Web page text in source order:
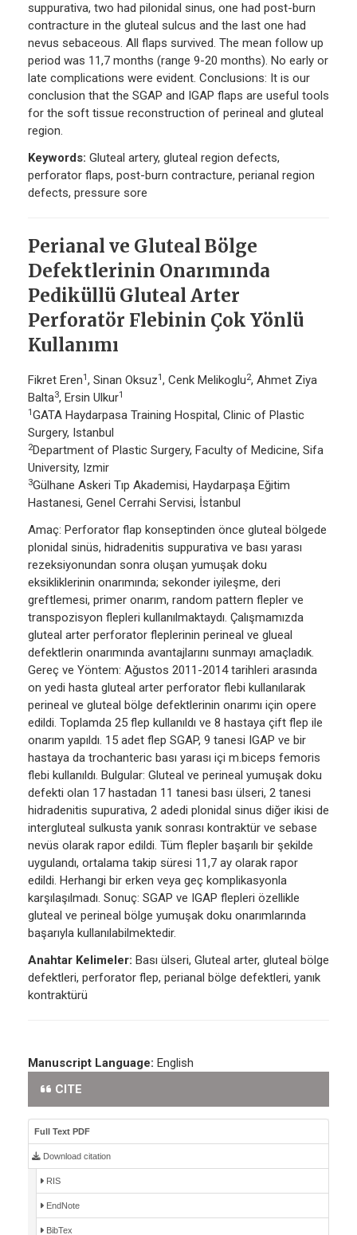
suppurativa, two had pilonidal sinus, one had post-burn
contracture in the gluteal sulcus and the last one had
nevus sebaceous. All flaps survived. The mean follow up
period was 11,7 months (range 9-20 months). No early or
late complications were evident. Conclusions: It is our
conclusion that the SGAP and IGAP flaps are useful tools
for the soft tissue reconstruction of perineal and gluteal
region.
Keywords: Gluteal artery, gluteal region defects,
perforator flaps, post-burn contracture, perianal region
defects, pressure sore
Perianal ve Gluteal Bölge
Defektlerinin Onarımında
Pediküllü Gluteal Arter
Perforatör Flebinin Çok Yönlü
Kullanımı
Fikret Eren1, Sinan Oksuz1, Cenk Melikoglu2, Ahmet Ziya
Balta3, Ersin Ulkur1
1GATA Haydarpasa Training Hospital, Clinic of Plastic
Surgery, Istanbul
2Department of Plastic Surgery, Faculty of Medicine, Sifa
University, Izmir
3Gülhane Askeri Tıp Akademisi, Haydarpaşa Eğitim
Hastanesi, Genel Cerrahi Servisi, İstanbul
Amaç: Perforator flap konseptinden önce gluteal bölgede
plonidal sinüs, hidradenitis suppurativa ve bası yarası
rezeksiyonundan sonra oluşan yumuşak doku
eksikliklerinin onarımında; sekonder iyileşme, deri
greftlemesi, primer onarım, random pattern flepler ve
transpozisyon flepleri kullanılmaktaydı. Çalışmamızda
gluteal arter perforator fleplerinin perineal ve glueal
defektlerin onarımında avantajlarını sunmayı amaçladık.
Gereç ve Yöntem: Ağustos 2011-2014 tarihleri arasında
on yedi hasta gluteal arter perforator flebi kullanılarak
perineal ve gluteal bölge defektlerinin onarımı için opere
edildi. Toplamda 25 flep kullanıldı ve 8 hastaya çift flep ile
onarım yapıldı. 15 adet flep SGAP, 9 tanesi IGAP ve bir
hastaya da trochanteric bası yarası içi m.biceps femoris
flebi kullanıldı. Bulgular: Gluteal ve perineal yumuşak doku
defekti olan 17 hastadan 11 tanesi bası ülseri, 2 tanesi
hidradenitis supurativa, 2 adedi plonidal sinus diğer ikisi de
intergluteal sulkusta yanık sonrası kontraktür ve sebase
nevüs olarak rapor edildi. Tüm flepler başarılı bir şekilde
uygulandı, ortalama takip süresi 11,7 ay olarak rapor
edildi. Herhangi bir erken veya geç komplikasyonla
karşılaşılmadı. Sonuç: SGAP ve IGAP flepleri özellikle
gluteal ve perineal bölge yumuşak doku onarımlarında
başarıyla kullanılabilmektedir.
Anahtar Kelimeler: Bası ülseri, Gluteal arter, gluteal bölge
defektleri, perforator flep, perianal bölge defektleri, yanık
kontraktürü
Manuscript Language: English
CITE
Full Text PDF
Download citation
RIS
EndNote
BibTex